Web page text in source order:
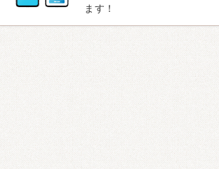
ます！